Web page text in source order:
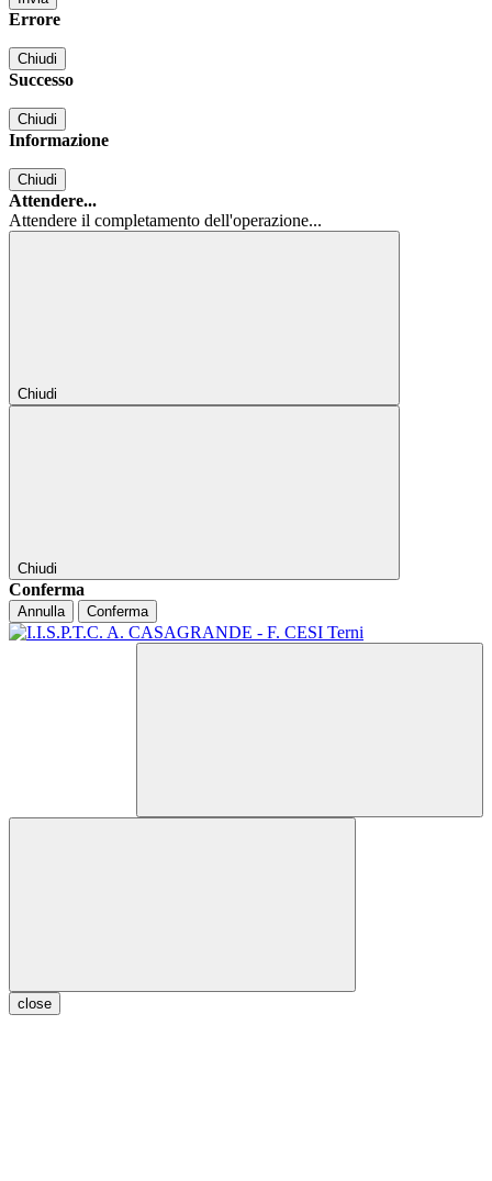
Errore
Chiudi
Successo
Chiudi
Informazione
Chiudi
Attendere...
Attendere il completamento dell'operazione...
Chiudi
Chiudi
Conferma
Annulla Conferma
close